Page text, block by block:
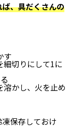
、具だくさんの
す
細切りにして1に
かし、火を止め
保存しておけ